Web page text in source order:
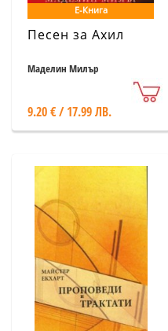
Е-Книга
Песен за Ахил
Маделин Милър
9.20 € / 17.99 ЛВ.